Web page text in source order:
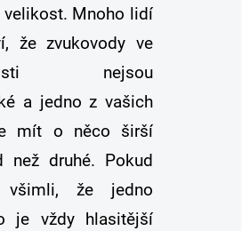
velikost. Mnoho lidí
že zvukovody ve
nejsou
a jedno z vašich
mít o něco širší
než druhé. Pokud
že jedno
je vždy hlasitější